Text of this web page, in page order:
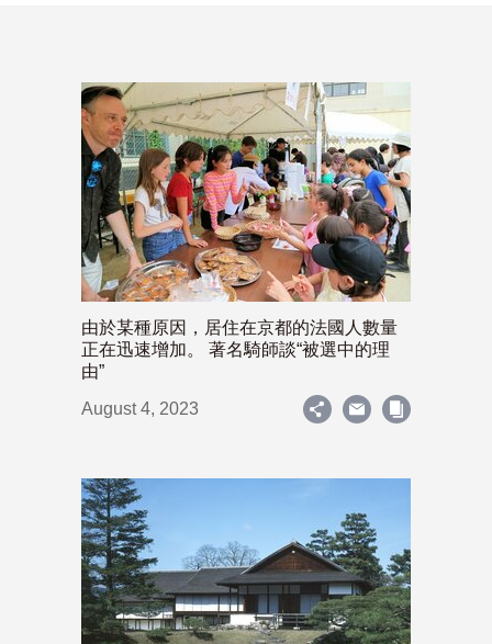
由於某種原因，居住在京都的法國人數量
正在迅速增加。 著名騎師談“被選中的理
由”
August 4, 2023